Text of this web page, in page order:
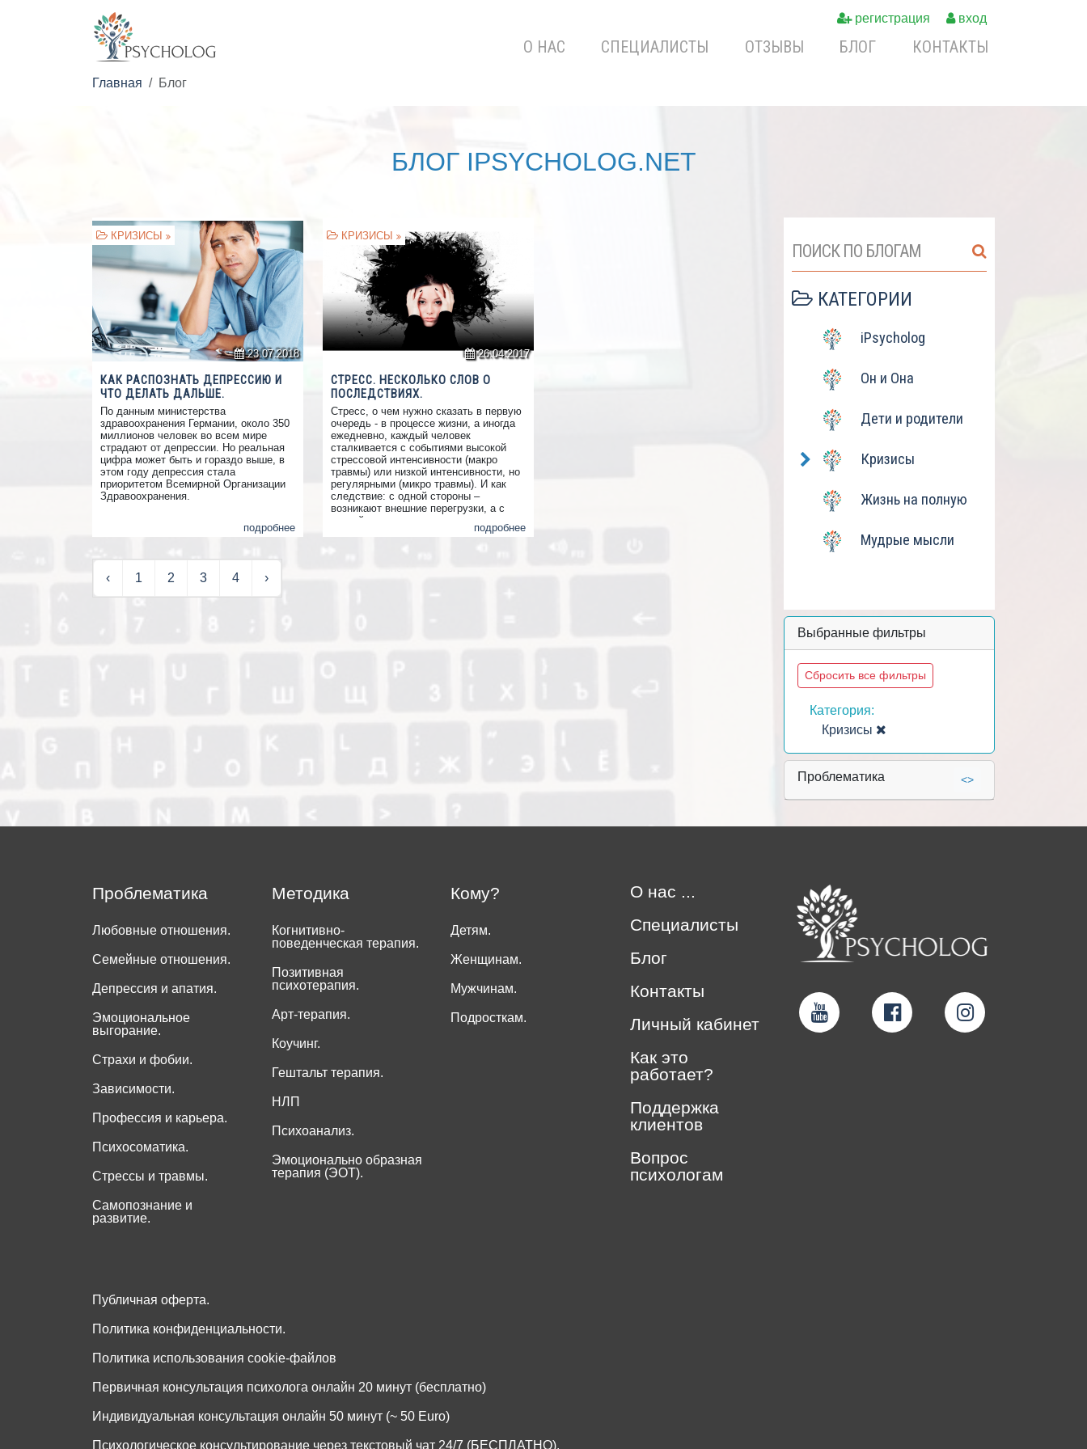
регистрация вход
О НАС СПЕЦИАЛИСТЫ ОТЗЫВЫ БЛОГ КОНТАКТЫ
Главная Блог
БЛОГ IPSYCHOLOG.NET
ПОИСК ПО БЛОГАМ
КАТЕГОРИИ
iPsycholog
Он и Она
Дети и родители
Кризисы
Жизнь на полную
Мудрые мысли
Выбранные фильтры
Сбросить все фильтры
Категория:
Кризисы
Проблематика <>
КРИЗИСЫ
23.07.2018
КАК РАСПОЗНАТЬ ДЕПРЕССИЮ И
ЧТО ДЕЛАТЬ ДАЛЬШЕ.
По данным министерства
здравоохранения Германии, около 350
миллионов человек во всем мире
страдают от депрессии. Но реальная
цифра может быть и гораздо выше, в
этом году депрессия стала
приоритетом Всемирной Организации
Здравоохранения.
подробнее
КРИЗИСЫ
26.04.2017
СТРЕСС. НЕСКОЛЬКО СЛОВ О
ПОСЛЕДСТВИЯХ.
Стресс, о чем нужно сказать в первую
очередь - в процессе жизни, а иногда
ежедневно, каждый человек
сталкивается с событиями высокой
стрессовой интенсивности (макро
травмы) или низкой интенсивности, но
регулярными (микро травмы). И как
следствие: с одной стороны –
возникают внешние перегрузки, а с
другой стороны – не всегда
адекватные способы и возможности
подробнее
‹ 1 2 3 4 ›
Проблематика
Любовные отношения.
Семейные отношения.
Депрессия и апатия.
Эмоциональное
выгорание.
Страхи и фобии.
Зависимости.
Профессия и карьера.
Психосоматика.
Стрессы и травмы.
Самопознание и
развитие.
Методика
Когнитивно-
поведенческая терапия.
Позитивная
психотерапия.
Арт-терапия.
Коучинг.
Гештальт терапия.
НЛП
Психоанализ.
Эмоционально образная
терапия (ЭОТ).
Кому?
Детям.
Женщинам.
Мужчинам.
Подросткам.
Публичная оферта.
Политика конфиденциальности.
Политика использования cookie-файлов
Первичная консультация психолога онлайн 20 минут (бесплатно)
Индивидуальная консультация онлайн 50 минут (~ 50 Euro)
Психологическое консультирование через текстовый чат 24/7 (БЕСПЛАТНО).
О нас ...
Специалисты
Блог
Контакты
Личный кабинет
Как это
работает?
Поддержка
клиентов
Вопрос
психологам